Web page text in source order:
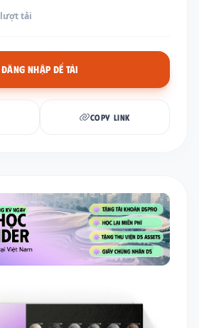
lượt tải
ĐĂNG NHẬP ĐỂ TẢI
COPY LINK